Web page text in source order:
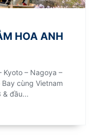
HOA ANH
Kyoto – Nagoya –
Bay cùng Vietnam
& đầu...